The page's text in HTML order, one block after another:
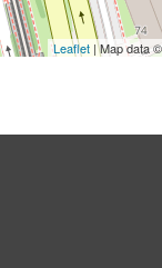
Leaflet | Map data